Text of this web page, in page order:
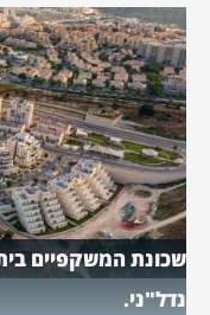
שכונת המשקפיים
נדל"ני.